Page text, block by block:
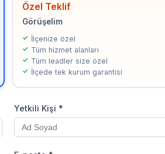
Özel Teklif
Görüşelim
İlçenize özel
Tüm hizmet alanları
Tüm leadler size özel
İlçede tek kurum garantisi
Yetkili Kişi *